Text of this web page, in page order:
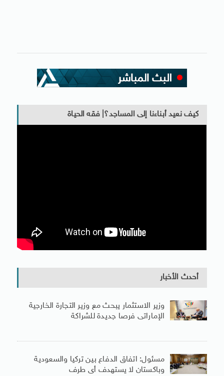
كيف نعيد أبناءنا إلى المساجد؟| فقه الحياة
أحدث الأخبار
وزير الاستثمار يبحث مع وزير التجارة الخارجية
الإماراتى فرصا جديدة للشراكة
مسئول: اتفاق الدفاع بين تركيا والسعودية
وباكستان لا يستهدف أى طرف